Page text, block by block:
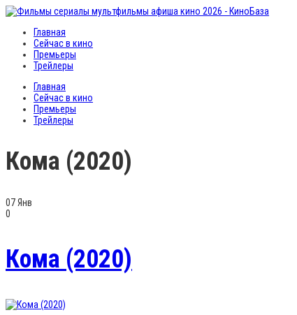
Главная
Сейчас в кино
Премьеры
Трейлеры
Главная
Сейчас в кино
Премьеры
Трейлеры
Кома (2020)
07Янв
0
Кома (2020)